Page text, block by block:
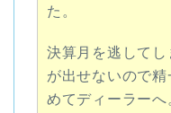
た。
決算月を逃して
が出せないので
めてディーラーへ